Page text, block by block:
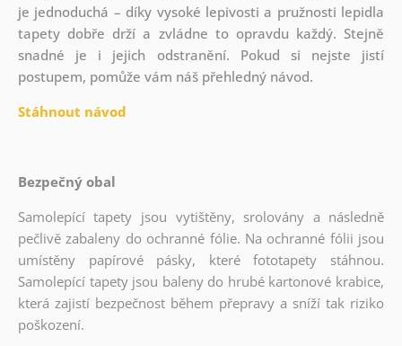
je jednoduchá – díky vysoké lepivosti a pružnosti lepidla
tapety dobře drží a zvládne to opravdu každý. Stejně
snadné je i jejich odstranění. Pokud si nejste jistí
postupem, pomůže vám náš přehledný návod.
Stáhnout návod
Bezpečný obal
Samolepící tapety jsou vytištěny, srolovány a následně
pečlivě zabaleny do ochranné fólie. Na ochranné fólii jsou
umístěny papírové pásky, které fototapety stáhnou.
Samolepící tapety jsou baleny do hrubé kartonové krabice,
která zajistí bezpečnost během přepravy a sníží tak riziko
poškození.